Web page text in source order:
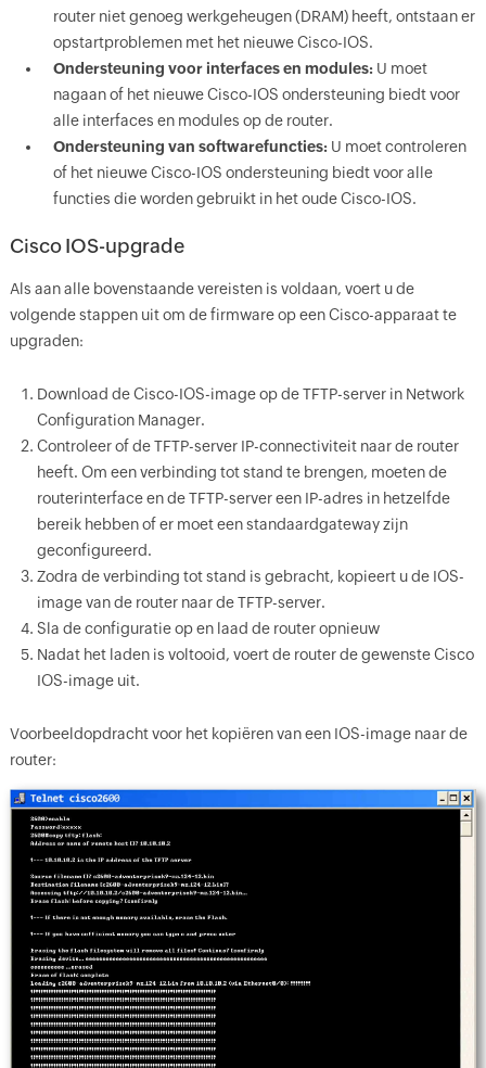
router niet genoeg werkgeheugen (DRAM) heeft, ontstaan er
opstartproblemen met het nieuwe Cisco-IOS.
Ondersteuning voor interfaces en modules:U moet
nagaan of het nieuwe Cisco-IOS ondersteuning biedt voor
alle interfaces en modules op de router.
Ondersteuning van softwarefuncties:U moet controleren
of het nieuwe Cisco-IOS ondersteuning biedt voor alle
functies die worden gebruikt in het oude Cisco-IOS.
Cisco IOS-upgrade
Als aan alle bovenstaande vereisten is voldaan, voert u de
volgende stappen uit om de firmware op een Cisco-apparaat te
upgraden:
Download de Cisco-IOS-image op de TFTP-server in Network
Configuration Manager.
Controleer of de TFTP-server IP-connectiviteit naar de router
heeft. Om een verbinding tot stand te brengen, moeten de
routerinterface en de TFTP-server een IP-adres in hetzelfde
bereik hebben of er moet een standaardgateway zijn
geconfigureerd.
Zodra de verbinding tot stand is gebracht, kopieert u de IOS-
image van de router naar de TFTP-server.
Sla de configuratie op en laad de router opnieuw
Nadat het laden is voltooid, voert de router de gewenste Cisco
IOS-image uit.
Voorbeeldopdracht voor het kopiëren van een IOS-image naar de
router: